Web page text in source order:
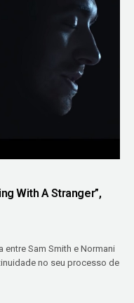
With A Stranger”,
Sam Smith e Normani
no seu processo de